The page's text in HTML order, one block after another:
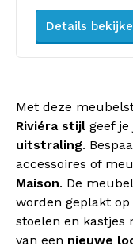
Details
Met deze
Riviéra stijl geef
uitstraling.
accessoires of
Maison. De
worden geplakt
stoelen en kastjes
van een nieuwe